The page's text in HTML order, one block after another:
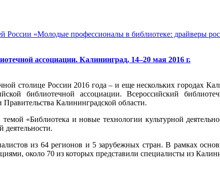
«Молодые профессионалы в библиотеке: драйверы
ассоциации. Калининград, 14–20 мая 2016 г.
столице России 2016 года – и еще нескольких городах
библиотечной ассоциации. Всероссийский
Калининградской области.
«Библиотека и новые технологии культурной
деятельности.
из 64 регионов и 5 зарубежных стран. В рамках
около 70 из которых представили специалисты из